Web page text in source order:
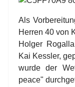
Als
Herren 40 von
Holger
Kai Kessler,
wurde der
peace"